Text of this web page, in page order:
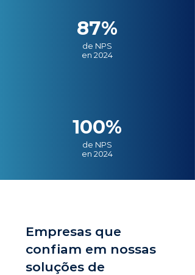
87%
de NPS
en 2024
100%
de NPS
en 2024
Empresas que
confiam em nossas
soluções de